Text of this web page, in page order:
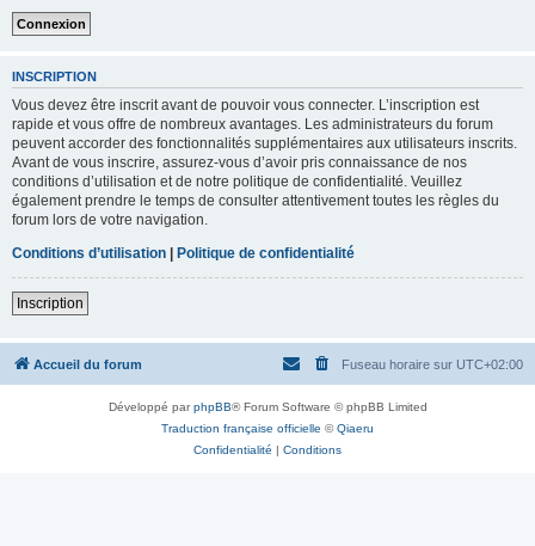
INSCRIPTION
Vous devez être inscrit avant de pouvoir vous connecter. L’inscription est
rapide et vous offre de nombreux avantages. Les administrateurs du forum
peuvent accorder des fonctionnalités supplémentaires aux utilisateurs inscrits.
Avant de vous inscrire, assurez-vous d’avoir pris connaissance de nos
conditions d’utilisation et de notre politique de confidentialité. Veuillez
également prendre le temps de consulter attentivement toutes les règles du
forum lors de votre navigation.
Conditions d’utilisation | Politique de confidentialité
Inscription
Accueil du forum Fuseau horaire sur UTC+02:00
Développé parphpBB® Forum Software © phpBB Limited
Traduction française officielle ©Qiaeru
Confidentialité | Conditions